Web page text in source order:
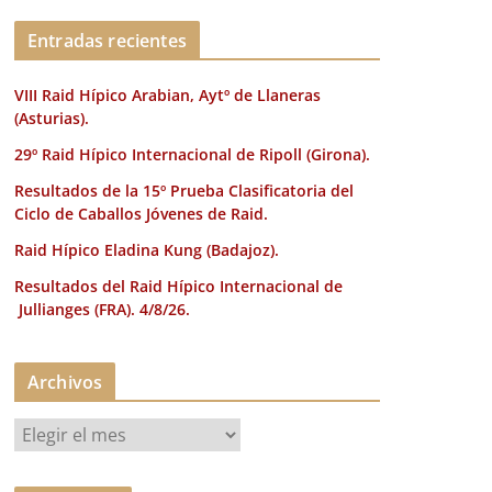
Entradas recientes
VIII Raid Hípico Arabian, Aytº de Llaneras
(Asturias).
29º Raid Hípico Internacional de Ripoll (Girona).
Resultados de la 15º Prueba Clasificatoria del
Ciclo de Caballos Jóvenes de Raid.
Raid Hípico Eladina Kung (Badajoz).
Resultados del Raid Hípico Internacional de
Jullianges (FRA). 4/8/26.
Archivos
r
c